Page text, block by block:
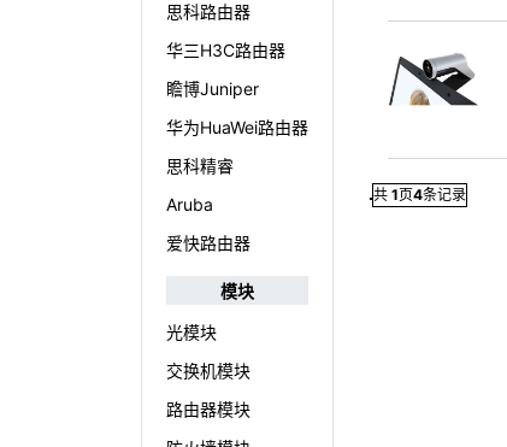
思科路由器
华三H3C路由器
瞻博Juniper
华为HuaWei路由器
思科精睿
Aruba
爱快路由器
模块
光模块
交换机模块
路由器模块
共 1页4条记录